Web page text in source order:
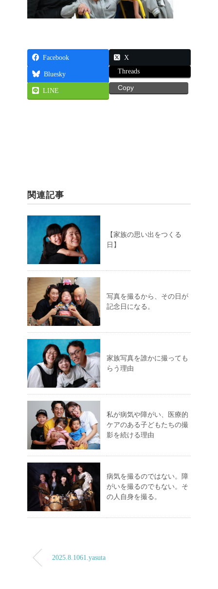
Facebook X
Bluesky Threads
LINE Copy
関連記事
【家族の思い出をつくる
日】
写真を撮るから、その日が
記念日になる。
家族写真を誰かに撮っても
らう理由
私が病気や障がい、医療的
ケアのある子どもたちの撮
影を続ける理由
病気を撮るのではない。障
がいを撮るのでもない。そ
の人自身を撮る。
2025.8.1061.yasuta